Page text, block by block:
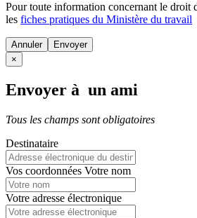
Pour toute information concernant le droit
les fiches pratiques du Ministère du travail
Annuler
×
Envoyer à un ami
Tous les champs sont obligatoires
Destinataire
Vos coordonnées Votre nom
Votre adresse électronique